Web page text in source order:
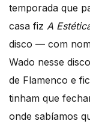
temporada que
casa fiz A
disco — com
Wado nesse
de Flamenco e
tinham que
onde sabíamos